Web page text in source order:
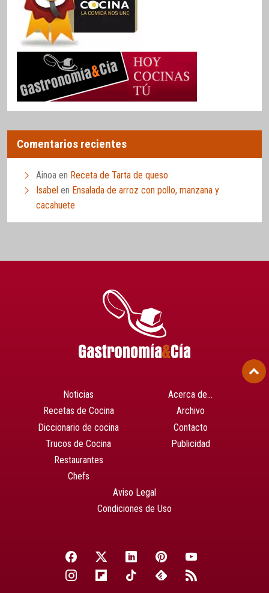
Comentarios recientes
Ainoa en Receta de Tarta de queso
Isabel en Ensalada de arroz con pollo, manzana y
cacahuete
Noticias
Recetas de Cocina
Diccionario de cocina
Trucos de Cocina
Restaurantes
Chefs
Acerca de…
Archivo
Contacto
Publicidad
Aviso Legal
Condiciones de Uso